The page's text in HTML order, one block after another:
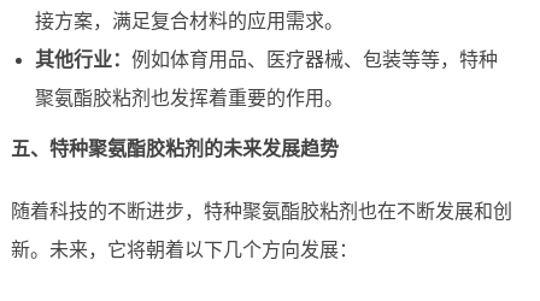
接方案，满足复合材料的应用需求。
其他行业： 例如体育用品、医疗器械、包装等等，特种
聚氨酯胶粘剂也发挥着重要的作用。
五、特种聚氨酯胶粘剂的未来发展趋势
随着科技的不断进步，特种聚氨酯胶粘剂也在不断发展和创
新。未来，它将朝着以下几个方向发展：